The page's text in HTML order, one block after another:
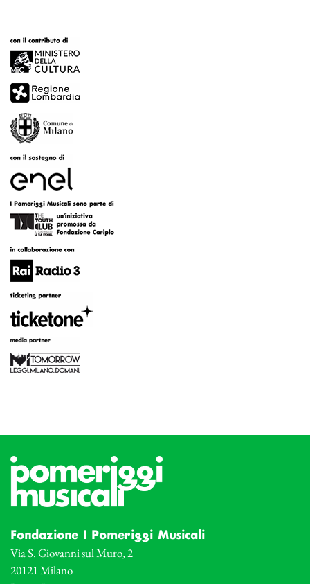
Fondazione I Pomeriggi Musicali
Via S. Giovanni sul Muro, 2
20121 Milano